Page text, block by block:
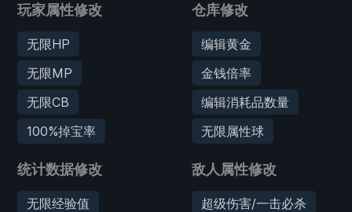
玩家属性修改
无限HP
无限MP
无限CB
100%掉宝率
统计数据修改
无限经验值
仓库修改
编辑黄金
金钱倍率
编辑消耗品数量
无限属性球
敌人属性修改
超级伤害/一击必杀